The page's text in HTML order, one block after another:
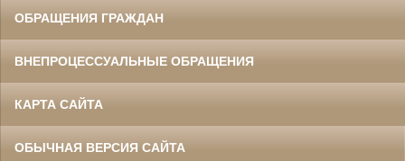
ОБРАЩЕНИЯ ГРАЖДАН
ВНЕПРОЦЕССУАЛЬНЫЕ ОБРАЩЕНИЯ
КАРТА САЙТА
ОБЫЧНАЯ ВЕРСИЯ САЙТА